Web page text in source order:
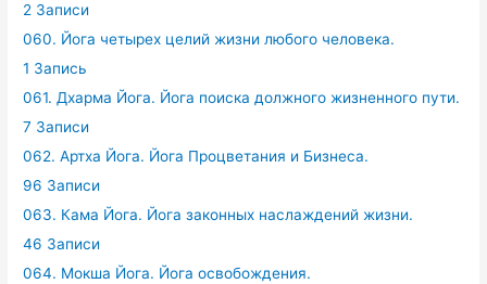
2 Записи
060. Йога четырех целий жизни любого человека.
1 Запись
061. Дхарма Йога. Йога поиска должного жизненного пути.
7 Записи
062. Артха Йога. Йога Процветания и Бизнеса.
96 Записи
063. Кама Йога. Йога законных наслаждений жизни.
46 Записи
064. Мокша Йога. Йога освобождения.